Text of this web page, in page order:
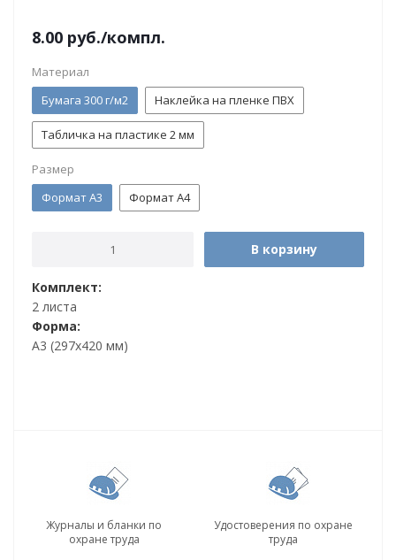
8.00 руб./компл.
Материал
Бумага 300 г/м2
Наклейка на пленке ПВХ
Табличка на пластике 2 мм
Размер
Формат А3
Формат А4
В корзину
Комплект:
2 листа
Форма:
А3 (297х420 мм)
Журналы и бланки по
охране труда
Удостоверения по охране
труда